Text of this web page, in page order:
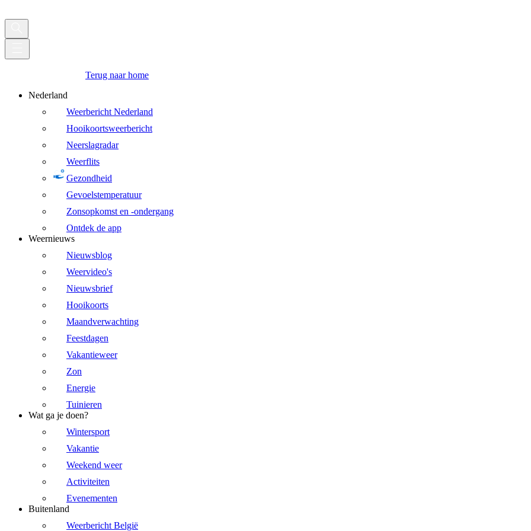
Terug naar home
Nederland
Weerbericht Nederland
Hooikoortsweerbericht
Neerslagradar
Weerflits
Gezondheid
Gevoelstemperatuur
Zonsopkomst en -ondergang
Ontdek de app
Weernieuws
Nieuwsblog
Weervideo's
Nieuwsbrief
Hooikoorts
Maandverwachting
Feestdagen
Vakantieweer
Zon
Energie
Tuinieren
Wat ga je doen?
Wintersport
Vakantie
Weekend weer
Activiteiten
Evenementen
Buitenland
Weerbericht België